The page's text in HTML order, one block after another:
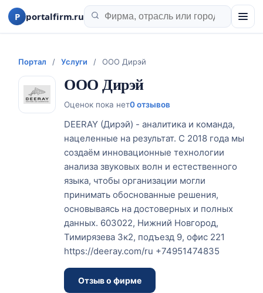
P portalfirm.ru
Портал / Услуги / ООО Дирэй
ООО Дирэй
Оценок пока нет0 отзывов
DEERAY (Дирэй) - аналитика и команда,
нацеленные на результат. С 2018 года мы
создаём инновационные технологии
анализа звуковых волн и естественного
языка, чтобы организации могли
принимать обоснованные решения,
основываясь на достоверных и полных
данных. 603022, Нижний Новгород,
Тимирязева 3к2, подъезд 9, офис 221
https://deeray.com/ru +74951474835
Отзыв о фирме